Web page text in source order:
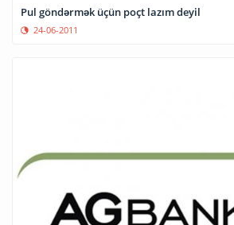
Pul göndərmək üçün poçt lazım deyil
24-06-2011